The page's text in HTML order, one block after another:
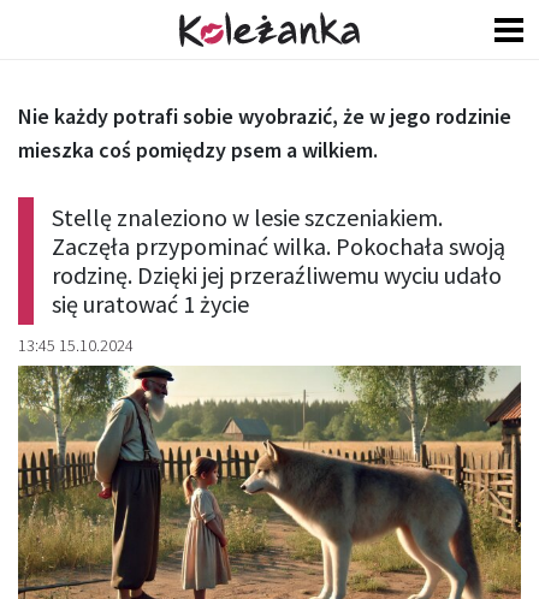
Stellę znaleziono w lesie szczeniakiem.
Zaczęła przypominać wilka. Pokochała swoją
rodzinę. Dzięki jej przeraźliwemu wyciu udało
się uratować 1 życie
13:45 15.10.2024
Nie każdy potrafi sobie wyobrazić, że w jego rodzinie
mieszka coś pomiędzy psem a wilkiem.